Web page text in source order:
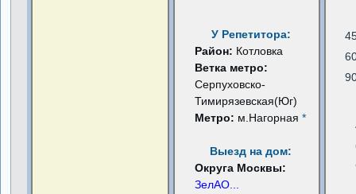
У Репетитора:
Район: Котловка
Ветка метро:
Серпуховско-
Тимирязевская(Юг)
Метро: м.Нагорная*
Выезд на дом:
Округа Москвы:
ЗелАО